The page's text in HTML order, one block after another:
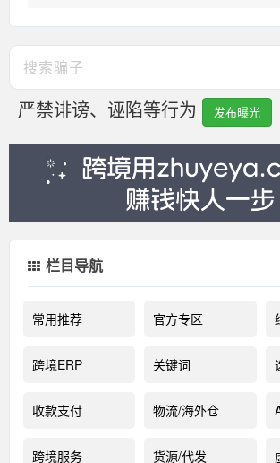
严禁诽谤、诬陷等行为 发布曝光
栏目导航
常用推荐 官方专区
跨境ERP 关键词
收款支付 物流/海外仓
跨境服务 货源/代发